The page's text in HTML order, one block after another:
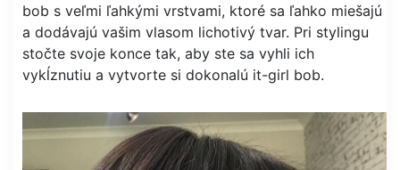
bob s veľmi ľahkými vrstvami, ktoré sa ľahko miešajú
a dodávajú vašim vlasom lichotivý tvar. Pri stylingu
stočte svoje konce tak, aby ste sa vyhli ich
vykĺznutiu a vytvorte si dokonalú it-girl bob.